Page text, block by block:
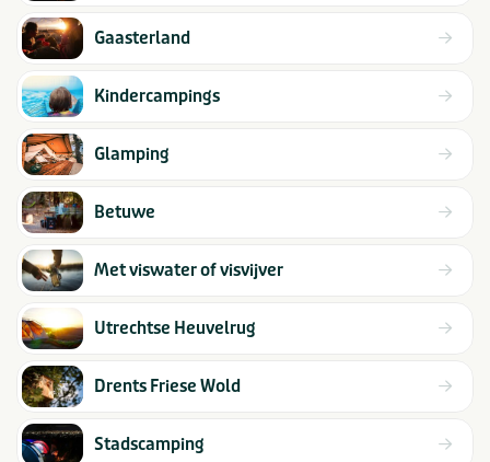
Gaasterland
Kindercampings
Glamping
Betuwe
Met viswater of visvijver
Utrechtse Heuvelrug
Drents Friese Wold
Stadscamping